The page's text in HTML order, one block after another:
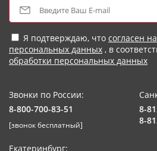
Я подтверждаю, что согласен
персональных данных , в
обработки персональных данных
Звонки по России:
8-800-700-83-51
[звонок бесплатный]
8-
8-
Екатеринбург: